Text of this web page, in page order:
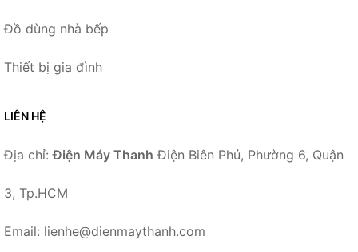
Đồ dùng nhà bếp
Thiết bị gia đình
LIÊN HỆ
Địa chỉ:Điện Máy Thanh Điện Biên Phủ, Phường 6, Quận
3, Tp.HCM
Email: lienhe@dienmaythanh.com